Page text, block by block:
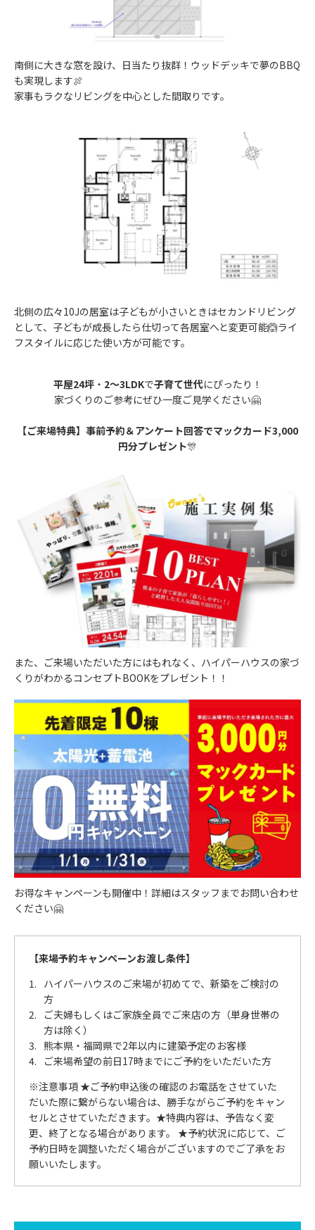
南側に大きな窓を設け、日当たり抜群！ウッドデッキで夢のBBQ
も実現します🍖
家事もラクなリビングを中心とした間取りです。
北側の広々10Jの居室は子どもが小さいときはセカンドリビング
として、子どもが成長したら仕切って各居室へと変更可能🙆ライ
フスタイルに応じた使い方が可能です。
平屋24坪・ 2～3LDKで子育て世代にぴったり！
家づくりのご参考にぜひ一度ご見学ください🤗
【ご来場特典】事前予約＆アンケート回答でマックカード3,000
円分プレゼント🎊
また、ご来場いただいた方にはもれなく、ハイパーハウスの家づ
くりがわかるコンセプトBOOKをプレゼント！！
お得なキャンペーンも開催中！詳細はスタッフまでお問い合わせ
ください🤗
【来場予約キャンペーンお渡し条件】
ハイパーハウスのご来場が初めてで、新築をご検討の
方
ご夫婦もしくはご家族全員でご来店の方（単身世帯の
方は除く）
熊本県・福岡県で2年以内に建築予定のお客様
ご来場希望の前日17時までにご予約をいただいた方
※注意事項 ★ご予約申込後の確認のお電話をさせていた
だいた際に繋がらない場合は、勝手ながらご予約をキャン
セルとさせていただきます。★特典内容は、予告なく変
更、終了となる場合があります。 ★予約状況に応じて、ご
予約日時を調整いただく場合がございますのでご了承をお
願いいたします。